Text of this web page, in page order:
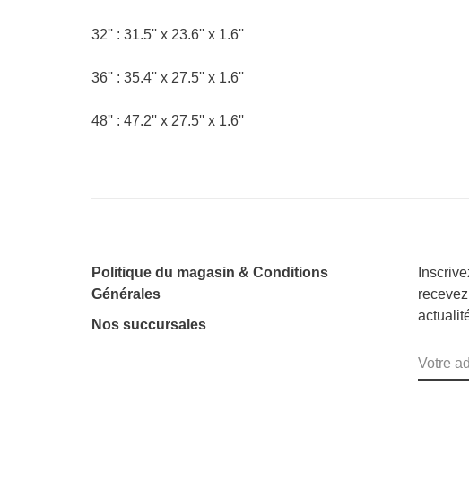
32'' : 31.5'' x 23.6'' x 1.6''
36'' : 35.4'' x 27.5'' x 1.6''
48'' : 47.2'' x 27.5'' x 1.6''
Politique du magasin & Conditions
Générales
Nos succursales